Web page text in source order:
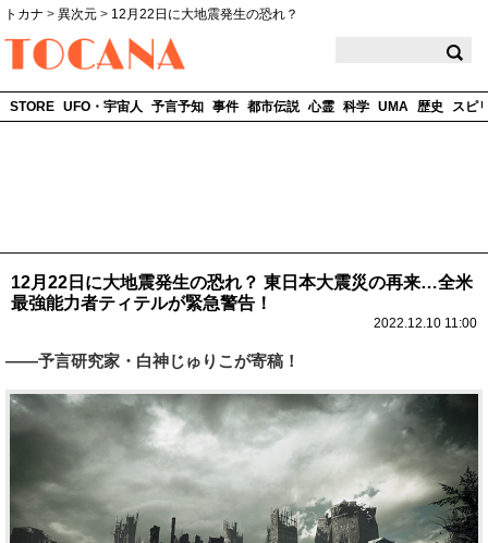
トカナ > 異次元 > 12月22日に大地震発生の恐れ？
STORE UFO・宇宙人 予言予知 事件 都市伝説 心霊 科学 UMA 歴史 スピ
12月22日に大地震発生の恐れ？ 東日本大震災の再来…全米
最強能力者ティテルが緊急警告！
2022.12.10 11:00
――予言研究家・白神じゅりこが寄稿！